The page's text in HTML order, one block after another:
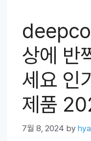
상에 반
세요 인
제품
7월 8, 2024 by